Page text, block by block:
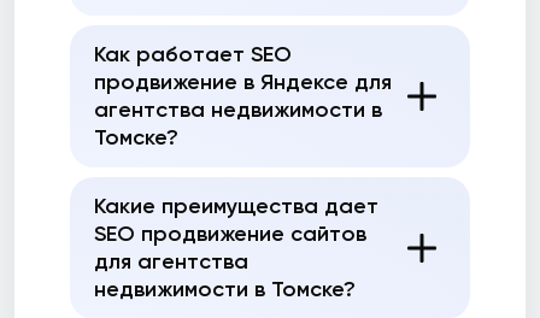
Как работает SEO
продвижение в Яндексе для
агентства недвижимости в
Томске?
Какие преимущества дает
SEO продвижение сайтов
для агентства
недвижимости в Томске?